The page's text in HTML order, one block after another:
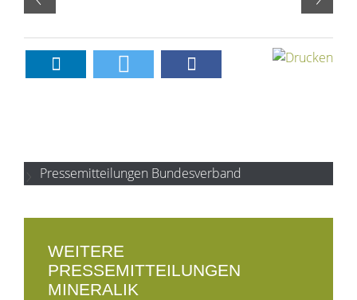
Pressemitteilungen Bundesverband
WEITERE
PRESSEMITTEILUNGEN
MINERALIK